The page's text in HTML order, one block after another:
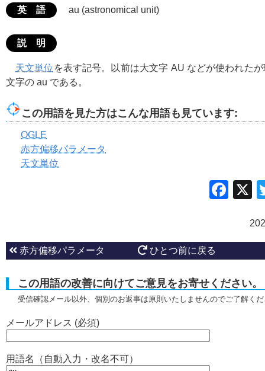
英 語 au (astronomical unit)
説 明
天文単位 を表す記号。以前は大文字 AU などが使われた
文字の au である。
この用語を見た方はこんな用語も見ています:
OGLE
赤方偏移パラメータ
天文単位
赤方偏移パラメータ ひとつ前に戻る
この用語の改善に向けてご意見をお寄せください。
受信確認メール以外、個別のお返事は原則いたしませんのでご了解く
メールアドレス (必須)
用語名（自動入力・改名不可）